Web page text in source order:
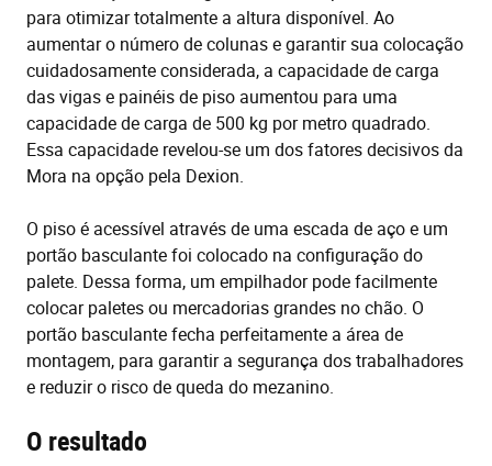
para otimizar totalmente a altura disponível. Ao
aumentar o número de colunas e garantir sua colocação
cuidadosamente considerada, a capacidade de carga
das vigas e painéis de piso aumentou para uma
capacidade de carga de 500 kg por metro quadrado.
Essa capacidade revelou-se um dos fatores decisivos da
Mora na opção pela Dexion.
O piso é acessível através de uma escada de aço e um
portão basculante foi colocado na configuração do
palete. Dessa forma, um empilhador pode facilmente
colocar paletes ou mercadorias grandes no chão. O
portão basculante fecha perfeitamente a área de
montagem, para garantir a segurança dos trabalhadores
e reduzir o risco de queda do mezanino.
O resultado